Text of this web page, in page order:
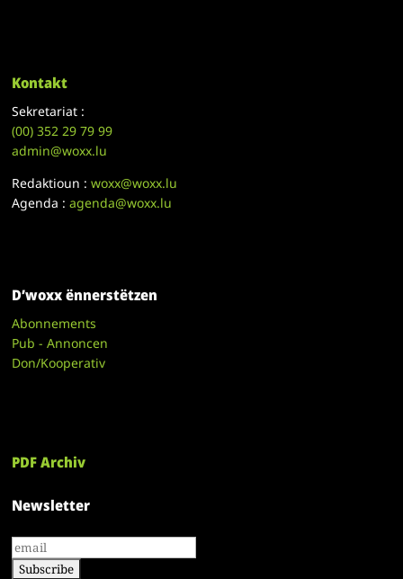
Kontakt
Sekretariat :
(00)352 29 79 99
admin@woxx.lu
Redaktioun :woxx@woxx.lu
Agenda :agenda@woxx.lu
D’woxx ënnerstëtzen
Abonnements
Pub - Annoncen
Don/Kooperativ
PDF Archiv
Newsletter